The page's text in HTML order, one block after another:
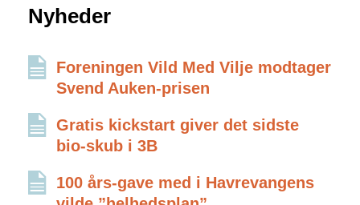
Nyheder
Foreningen Vild Med Vilje modtager
Svend Auken-prisen
Gratis kickstart giver det sidste
bio-skub i 3B
100 års-gave med i Havrevangens